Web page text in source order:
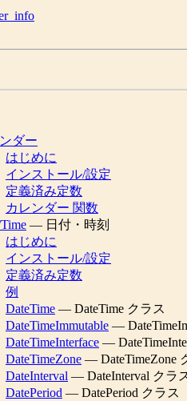
ダー
はじめに
インストール/設定
定義済み定数
カレンダー 関数
— 日付・時刻
はじめに
インストール/設定
定義済み定数
例
DateTime — DateTime クラス
DateTimeImmutable —
DateTimeInterface —
DateTimeZone — DateTimeZone
DateInterval — DateInterval クラ
DatePeriod — DatePeriod クラス